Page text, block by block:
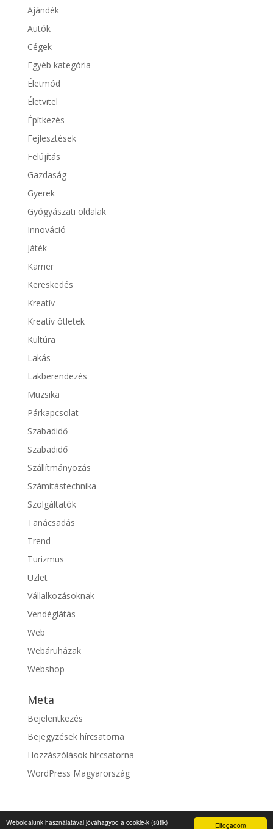
Elfogadom
Weboldalunk használatával jóváhagyod a cookie-k (sütik)
Ajándék
Autók
Cégek
Egyéb kategória
Életmód
Életvitel
Építkezés
Fejlesztések
Felújítás
Gazdaság
Gyerek
Gyógyászati oldalak
Innováció
Játék
Karrier
Kereskedés
Kreatív
Kreatív ötletek
Kultúra
Lakás
Lakberendezés
Muzsika
Párkapcsolat
Szabadidő
Szabadidő
Szállítmányozás
Számítástechnika
Szolgáltatók
Tanácsadás
Trend
Turizmus
Üzlet
Vállalkozásoknak
Vendéglátás
Web
Webáruházak
Webshop
Meta
Bejelentkezés
Bejegyzések hírcsatorna
Hozzászólások hírcsatorna
WordPress Magyarország